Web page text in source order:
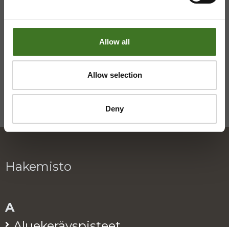
Allow all
Allow selection
Deny
Hakemisto
A